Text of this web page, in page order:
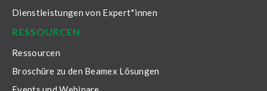
Dienstleistungen von Expert*innen
RESSOURCEN
Ressourcen
Broschüre zu den Beamex Lösungen